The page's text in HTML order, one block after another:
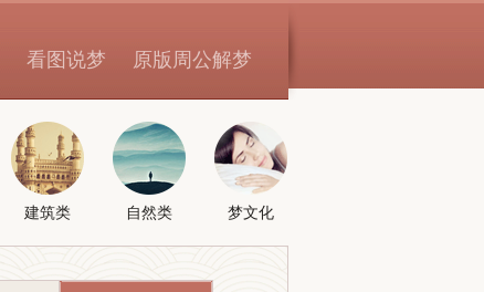
看图说梦 原版周公解梦
建筑类 自然类 梦文化